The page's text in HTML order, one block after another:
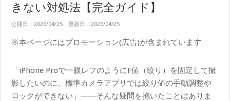
きない対処法【完全ガイド】
公開日：2026/04/25 更新日：2026/04/25
※本ページにはプロモーション(広告)が含まれています
「iPhone Proで一眼レフのようにF値（絞り）を固定して撮
影したいのに、標準カメラアプリでは絞り値の手動調整や
ロックができない」――そんな疑問を抱いたことはありま